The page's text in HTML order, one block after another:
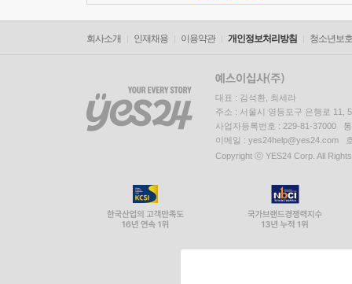
회사소개 인재채용 이용약관 개인정보처리방침 청소년보
대표 : 김석환, 최세라
주소 : 서울시 영등포구 은행로 11,
사업자등록번호 : 229-81-37000
이메일 : yes24help@yes24.com
Copyright ⓒ YES24 Corp. All